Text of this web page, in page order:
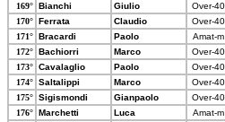
169° Bianchi Giulio Over-40
170° Ferrata Claudio Over-40
171° Bracardi Paolo Amat-m
172° Bachiorri Marco Over-40
173° Cavalaglio Paolo Over-40
174° Saltalippi Marco Over-40
175° Sigismondi Gianpaolo Over-40
176° Marchetti Luca Amat-m